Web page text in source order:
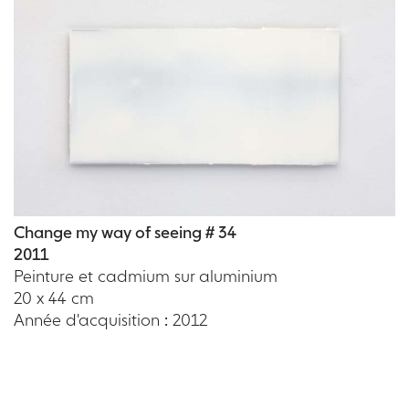
Change my way of seeing # 34
2011
Peinture et cadmium sur aluminium
20 x 44 cm
Année d'acquisition : 2012